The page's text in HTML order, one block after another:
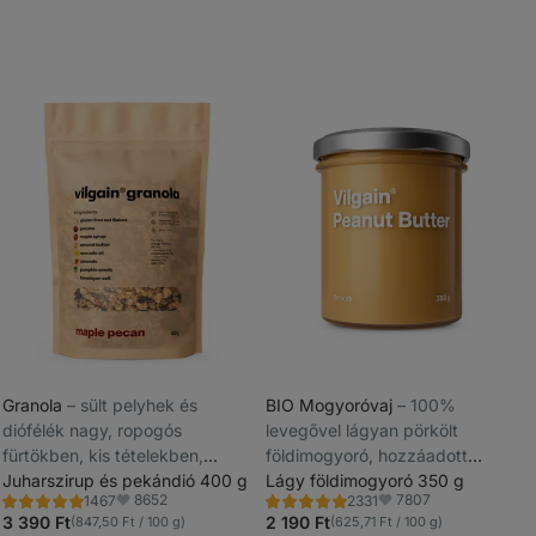
Granola ⁠–⁠ sült pelyhek és
diófélék nagy, ropogós
fürtökben, kis tételekben,
kézzel feldolgozva a maximális
frissesség érdekében.
Juharszirup és pekándió 400 g
1467
Értékelés
4.8/5,
Kedvencek
8652
3 390 Ft(847,50 Ft / 100 g)
BIO Mogyoróvaj⁠–⁠ 100%
levegővel lágyan pörkölt
földimogyoró, hozzáadott
cukor, zsír és só nélkül
Lágy földimogyoró 350 g
2331
Értékelés
4.8/5,
Kedvencek
7807
2 190 Ft(625,71 Ft / 100 g)